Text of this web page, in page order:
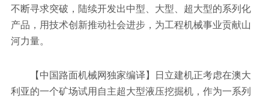
不断寻求突破，陆续开发出中型、大型、超大型的系列化
产品，用技术创新推动社会进步，为工程机械事业贡献山
河力量。
【中国路面机械网独家编译】日立建机正考虑在澳大
利亚的一个矿场试用自主超大型液压挖掘机，作为一系列